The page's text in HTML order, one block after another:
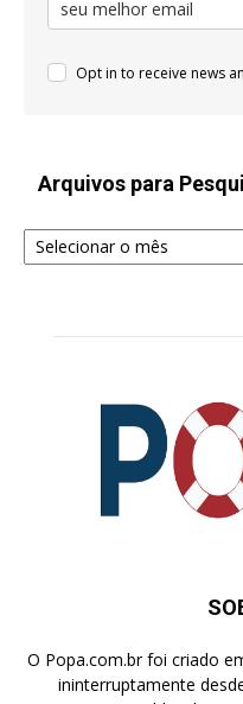
Opt in to receive news
Arquivos para
Arquivos
para
O Popa.com.br foi criado
ininterruptamente